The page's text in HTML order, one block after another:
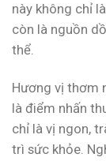
này không chỉ
còn là nguồn
thể.
Hương vị thơm
là điểm nhấn
chỉ là vị ngon,
trì sức khỏe.